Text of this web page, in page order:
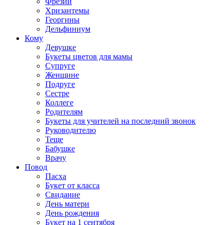
Хризантемы
Георгины
Дельфиниум
Кому
Девушке
Букеты цветов для мамы
Супруге
Женщине
Подруге
Сестре
Коллеге
Родителям
Букеты для учителей на последний звонок
Руководителю
Теще
Бабушке
Врачу
Повод
Пасха
Букет от класса
Свидание
День матери
День рождения
Букет на 1 сентября